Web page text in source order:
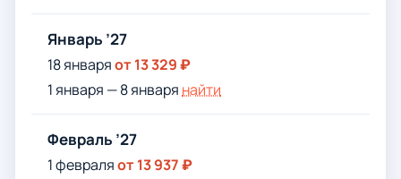
Январь ’27
18 январяот 13 329 ₽
1 января — 8 января найти
Февраль ’27
1 февраляот 13 937 ₽